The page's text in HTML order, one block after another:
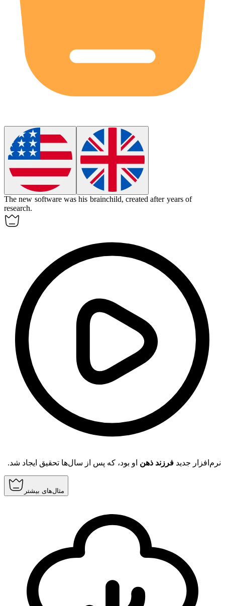
The new software was his brainchild, created after years of
research.
نرم‌افزار جدید فرزند ذهن او بود، که پس از سال‌ها تحقیق ایجاد شد.
مثال‌های بیشتر